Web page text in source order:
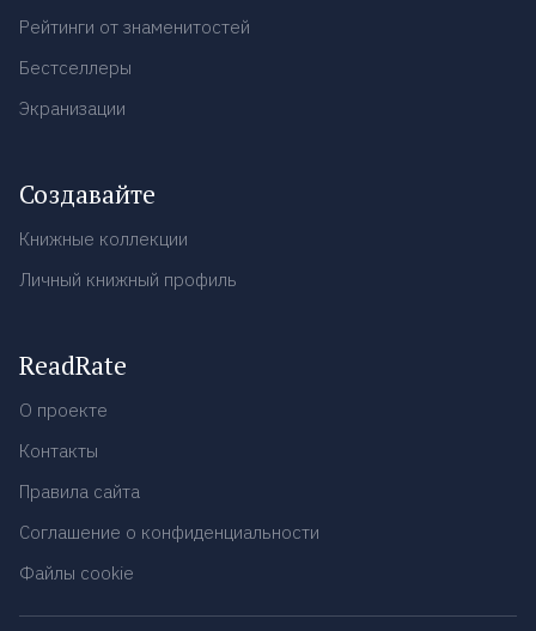
Рейтинги от знаменитостей
Бестселлеры
Экранизации
Создавайте
Книжные коллекции
Личный книжный профиль
ReadRate
О проекте
Контакты
Правила сайта
Соглашение о конфиденциальности
Файлы cookie